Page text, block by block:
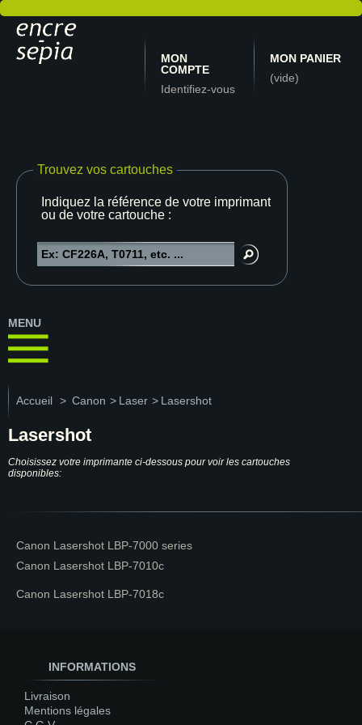
MON
COMPTE
Identifiez-vous
MON PANIER
(vide)
Trouvez vos cartouches
Indiquez la référence de votre imprimante
ou de votre cartouche :
MENU
Accueil > Canon > Laser > Lasershot
Lasershot
Choisissez votre imprimante ci-dessous pour voir les cartouches
disponibles:
Canon Lasershot LBP-7000 series
Canon Lasershot LBP-7010c
Canon Lasershot LBP-7018c
INFORMATIONS
Livraison
Mentions légales